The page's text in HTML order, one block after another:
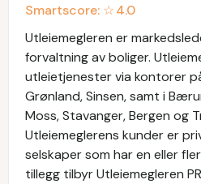
Smartscore: ☆4.0
Utleiemegleren er
forvaltning av boliger.
utleietjenester via kontorer
Grønland, Sinsen, samt i
Moss, Stavanger, Bergen og
Utleiemeglerens kunder er
selskaper som har en eller
tillegg tilbyr Utleiemegleren